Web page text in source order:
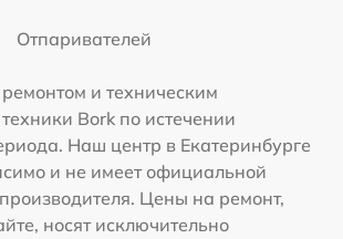
Отпаривателей
и техническим
Bork по истечении
Наш центр в Екатеринбурге
и не имеет официальной
Цены на ремонт,
носят исключительно